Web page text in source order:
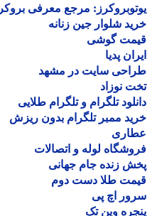
مرجع معرفی بروکرها
شلوار جین زنانه
گوشی
پدیا
سایت در مشهد
نوزاد
تلگرام و تلگرام طلایی
ممبر تلگرام بدون ریزش
لوله و اتصالات
زنده جام جهانی
طلا دست دوم
اچ پی
وین تک